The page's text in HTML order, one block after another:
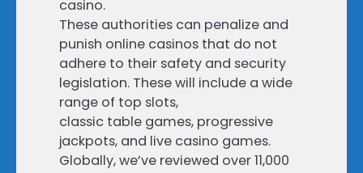
casino.
These authorities can penalize and
punish online casinos that do not
adhere to their safety and security
legislation. These will include a wide
range of top slots,
classic table games, progressive
jackpots, and live casino games.
Globally, we’ve reviewed over 11,000